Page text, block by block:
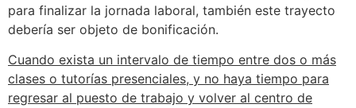
para finalizar la jornada laboral, también este trayecto
debería ser objeto de bonificación.
Cuando exista un intervalo de tiempo entre dos o más
clases o tutorías presenciales, y no haya tiempo para
regresar al puesto de trabajo y volver al centro de